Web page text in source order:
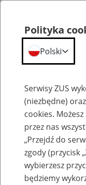
Szkolenia
Polityka
Polski
Serwisy ZUS
(niezbędne)
cookies.
przez nas
„Przejdź do
zgody (przycisk
wybierzesz
będziemy